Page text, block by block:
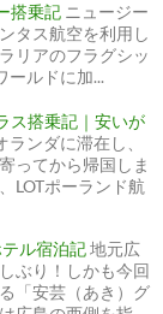
搭乗記 ニュージー
タス航空を利用し
リアのフラグシッ
ールドに加...
ス搭乗記｜安いが
ンダに滞在し、
ってから帰国しま
LOTポーランド航
ル宿泊記地元広
ぶり！しかも今回
「安芸（あき）グ